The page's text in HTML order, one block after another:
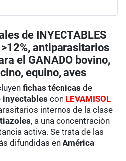
de INYECTABLES
antiparasitarios
el GANADO bovino,
equino, aves
fichas técnicasde
inyectables con LEVAMISOL
internos de la clase
, a una concentración
activa. Se trata de las
difundidas enAmérica